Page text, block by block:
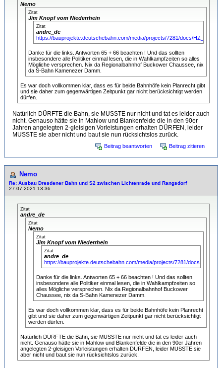
Nemo
Zitat
Jim Knopf vom Niederrhein
Zitat
andre_de
https://bauprojekte.deutschebahn.com/media/projects/7281/docs/
Danke für die links. Antworten 65 + 66 beachten ! Und das sollten
insbesondere alle Politiker einmal lesen, die in Wahlkampfzeiten so alles
Mögliche versprechen. Nix da Regionalbahnhof Buckower Chaussee, nix
da S-Bahn Kamenezer Damm.
Es war doch vollkommen klar, dass es für beide Bahnhöfe kein Planrecht gibt
und sie daher zum gegenwärtigen Zeitpunkt gar nicht berücksichtigt werden
dürfen.
Natürlich DÜRFTE die Bahn, sie MUSSTE nur nicht und tat es leider auch
nicht. Genauso hätte sie in Mahlow und Blankenfelde die in den 90er
Jahren angelegten 2-gleisigen Vorleistungen erhalten DÜRFEN, leider
MUSSTE sie aber nicht und baut sie nun rücksichtslos zurück.
Beitrag beantworten Beitrag zitieren
Nemo
Re: Ausbau Dresdener Bahn und S2 zwischen Lichtenrade und Rangsdorf
27.07.2021 13:36
Zitat
andre_de
Zitat
Nemo
Zitat
Jim Knopf vom Niederrhein
Zitat
andre_de
https://bauprojekte.deutschebahn.com/media/projects/7281/docs/
Danke für die links. Antworten 65 + 66 beachten ! Und das sollten
insbesondere alle Politiker einmal lesen, die in Wahlkampfzeiten so
alles Mögliche versprechen. Nix da Regionalbahnhof Buckower
Chaussee, nix da S-Bahn Kamenezer Damm.
Es war doch vollkommen klar, dass es für beide Bahnhöfe kein Planrecht
gibt und sie daher zum gegenwärtigen Zeitpunkt gar nicht berücksichtigt
werden dürfen.
Natürlich DÜRFTE die Bahn, sie MUSSTE nur nicht und tat es leider auch
nicht. Genauso hätte sie in Mahlow und Blankenfelde die in den 90er Jahren
angelegten 2-gleisigen Vorleistungen erhalten DÜRFEN, leider MUSSTE sie
aber nicht und baut sie nun rücksichtslos zurück.